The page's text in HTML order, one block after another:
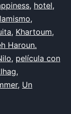
, hotel,
,
, Khartoum,
Haroun.
, película con
,
, Un